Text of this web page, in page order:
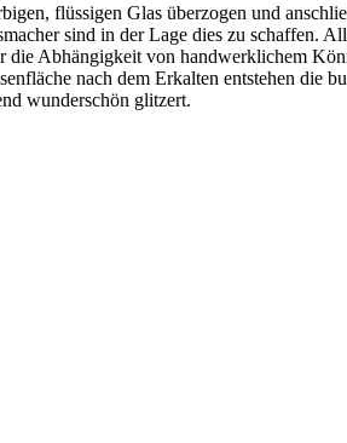
flüssigen Glas überzogen und
sind in der Lage dies zu schaffen.
Abhängigkeit von handwerklichem
nach dem Erkalten entstehen die
wunderschön glitzert.